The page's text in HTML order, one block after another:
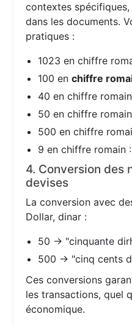
contextes
dans les documents.
pratiques :
1023 en chiffre
100 enchiffre
40 en chiffre
50 en chiffre
500 en chiffre
9 en chiffre romain
4. Conversion des
devises
La conversion avec
Dollar, dinar :
50 → "cinquante
500 → "cinq cents
Ces conversions
les transactions, quel
économique.